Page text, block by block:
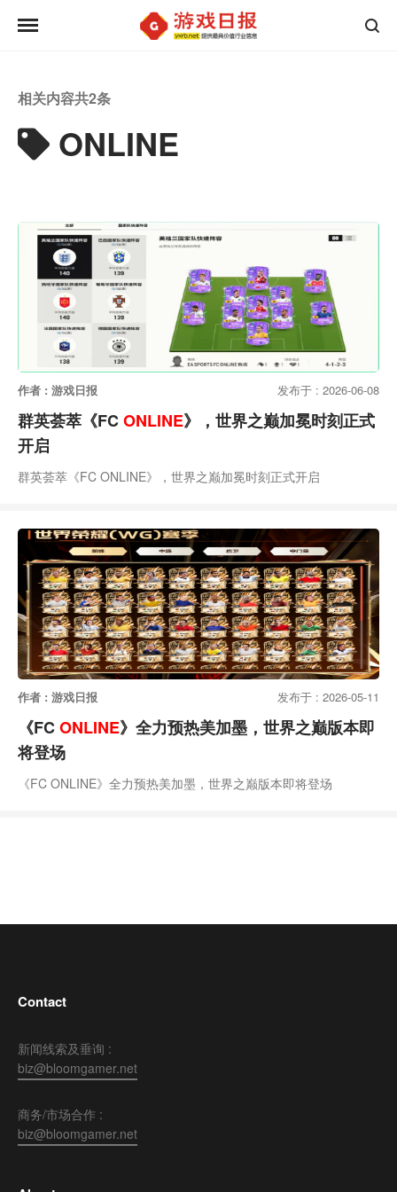
相关内容共2条
ONLINE
作者 : 游戏日报 发布于 : 2026-06-08
群英荟萃《FCONLINE》，世界之巅加冕时刻正式
开启
群英荟萃《FC ONLINE》，世界之巅加冕时刻正式开启
作者 : 游戏日报 发布于 : 2026-05-11
《FCONLINE》全力预热美加墨，世界之巅版本即
将登场
《FC ONLINE》全力预热美加墨，世界之巅版本即将登场
Contact
新闻线索及垂询 :
biz@bloomgamer.net
商务/市场合作 :
biz@bloomgamer.net